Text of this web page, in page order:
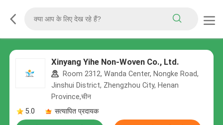
Xinyang Yihe Non-Woven Co., Ltd.
Room 2312, Wanda Center, Nongke Road,
Jinshui District, Zhengzhou City, Henan
Province,चीन
5.0
सत्यापित प्रदायक